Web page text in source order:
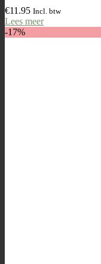
€11.95 Incl. btw
Lees meer
-17%